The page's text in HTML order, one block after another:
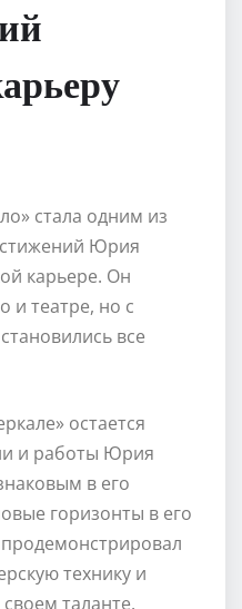
стала одним из
Юрия
карьере. Он
и театре, но с
все
остается
и работы Юрия
в его
горизонты в его
технику и
таланте.